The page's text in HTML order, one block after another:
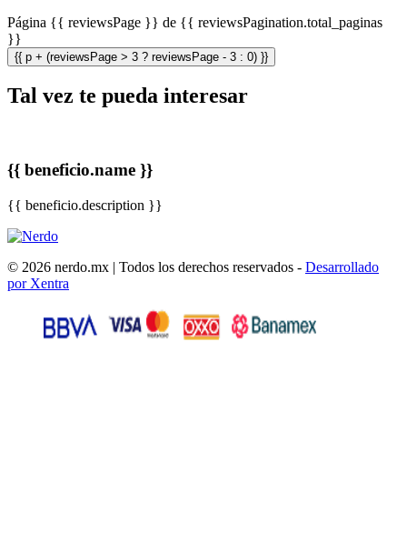
Página {{ reviewsPage }} de {{ reviewsPagination.total_paginas
}}
{{ p + (reviewsPage > 3 ? reviewsPage - 3 : 0) }}
Tal vez te pueda interesar
{{ beneficio.name }}
{{ beneficio.description }}
© 2026 nerdo.mx | Todos los derechos reservados - Desarrollado
por Xentra